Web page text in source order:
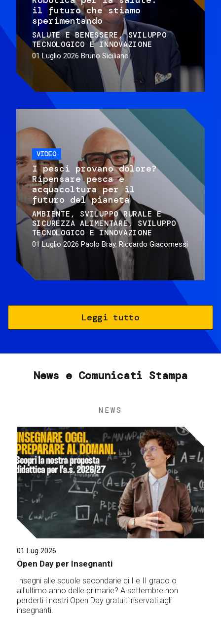
il futuro che stiamo
sperimentando
SALUTE E BENESSERE
SVILUPPO
TECNOLOGICO E INNOVAZIONE
01 Luglio 2026 Bruno Siciliano
VIDEO
I pesci provano dolore?
Ripensare pesca e
acquacoltura per il
futuro del pianeta
AMBIENTE
SVILUPPO RURALE E
SICUREZZA ALIMENTARE
SVILUPPO
TECNOLOGICO E INNOVAZIONE
01 Luglio 2026 Paolo Bray, Riccardo Giacomessi
Leggi tutto
News e Comunicati Stampa
NEWS
01 Lug 2026
Open Day per Insegnanti
Insegni alle scuole secondarie di I e II grado o
all'ultimo anno delle primarie? A settembre non
perderti i nostri Open Day gratuiti riservati agli
insegnanti.